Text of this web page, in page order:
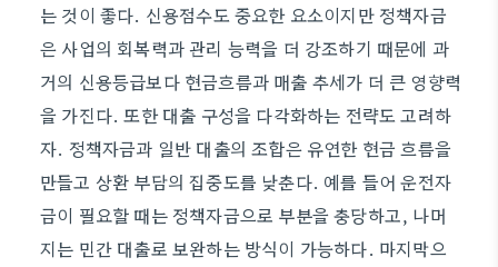
는 것이 좋다. 신용점수도 중요한 요소이지만 정책자금
은 사업의 회복력과 관리 능력을 더 강조하기 때문에 과
거의 신용등급보다 현금흐름과 매출 추세가 더 큰 영향력
을 가진다. 또한 대출 구성을 다각화하는 전략도 고려하
자. 정책자금과 일반 대출의 조합은 유연한 현금 흐름을
만들고 상환 부담의 집중도를 낮춘다. 예를 들어 운전자
금이 필요할 때는 정책자금으로 부분을 충당하고, 나머
지는 민간 대출로 보완하는 방식이 가능하다. 마지막으